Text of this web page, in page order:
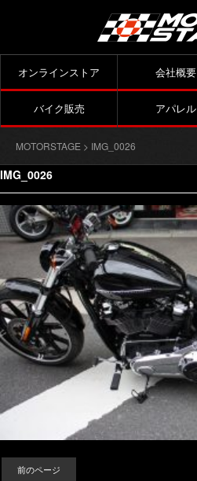
オンラインストア 会社概要
バイク販売 アパレル
MOTORSTAGE > IMG_0026
IMG_0026
前のページ